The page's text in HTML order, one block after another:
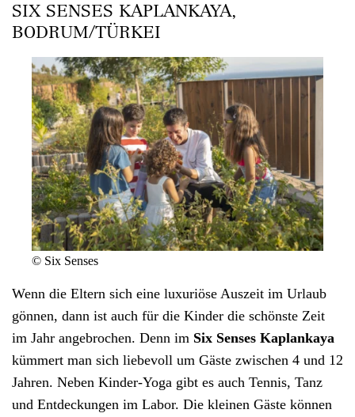
SIX SENSES KAPLANKAYA,
BODRUM/TÜRKEI
© Six Senses
Wenn die Eltern sich eine luxuriöse Auszeit im Urlaub
gönnen, dann ist auch für die Kinder die schönste Zeit
im Jahr angebrochen. Denn im Six Senses Kaplankaya
kümmert man sich liebevoll um Gäste zwischen 4 und 12
Jahren. Neben Kinder-Yoga gibt es auch Tennis, Tanz
und Entdeckungen im Labor. Die kleinen Gäste können